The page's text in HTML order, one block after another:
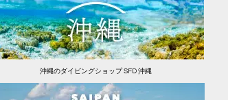
沖縄のダイビングショップ SFD 沖縄